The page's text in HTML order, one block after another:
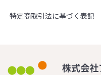
特定商取引法に基づく表記
株式会